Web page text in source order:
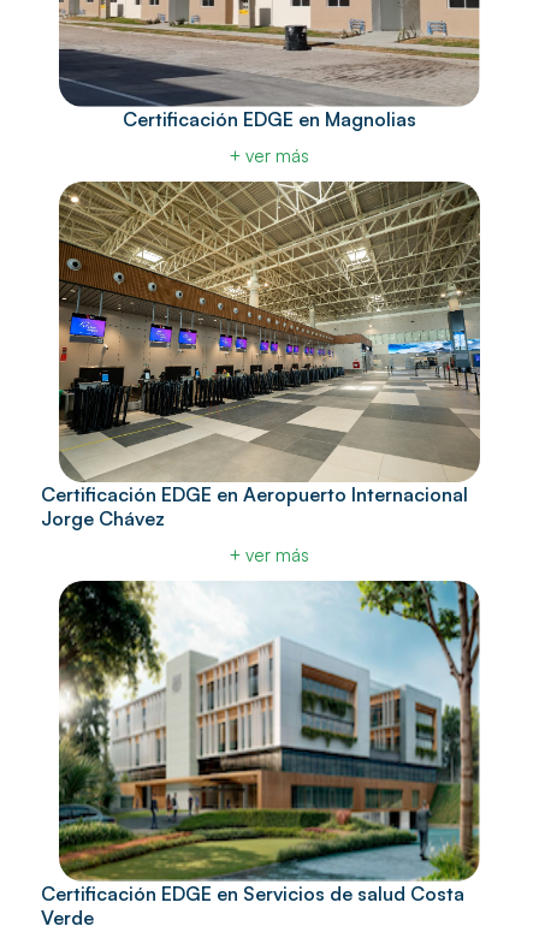
Certificación EDGE en Magnolias
+ ver más
Certificación EDGE en Aeropuerto Internacional
Jorge Chávez
+ ver más
Certificación EDGE en Servicios de salud Costa
Verde